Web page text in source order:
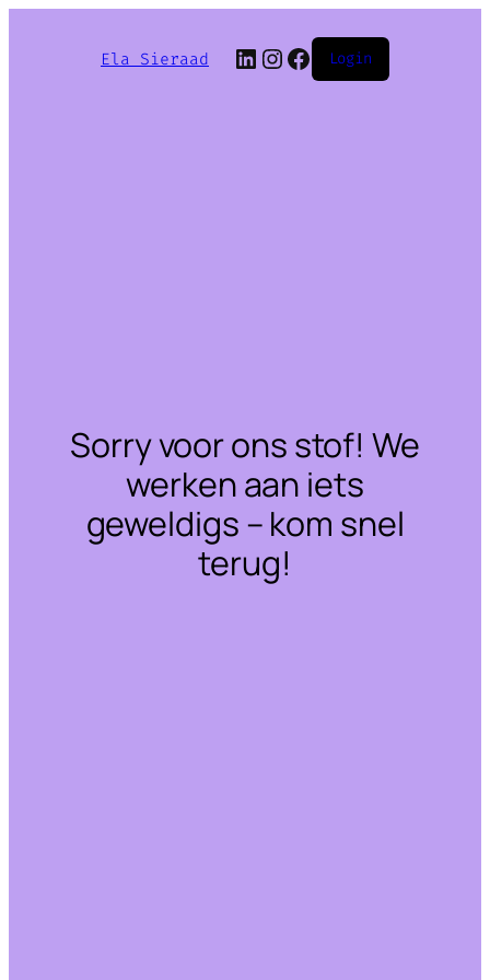
Ela Sieraad LinkedIn
Instagram
Facebook
Login
Sorry voor ons stof! We
werken aan iets
geweldigs – kom snel
terug!